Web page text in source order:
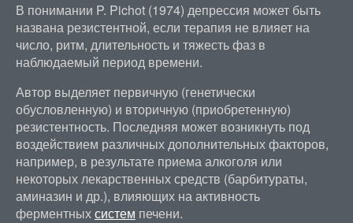
В понимании P. Pichot (1974) депрессия может быть
названа резистентной, если терапия не влияет на
число, ритм, длительность и тяжесть фаз в
наблюдаемый период времени.
Автор выделяет первичную (генетически
обусловленную) и вторичную (приобретенную)
резистентность. Последняя может возникнуть под
воздействием различных дополнительных факторов,
например, в результате приема алкоголя или
некоторых лекарственных средств (барбитураты,
аминазин и др.), влияющих на активность
ферментныхсистем печени.